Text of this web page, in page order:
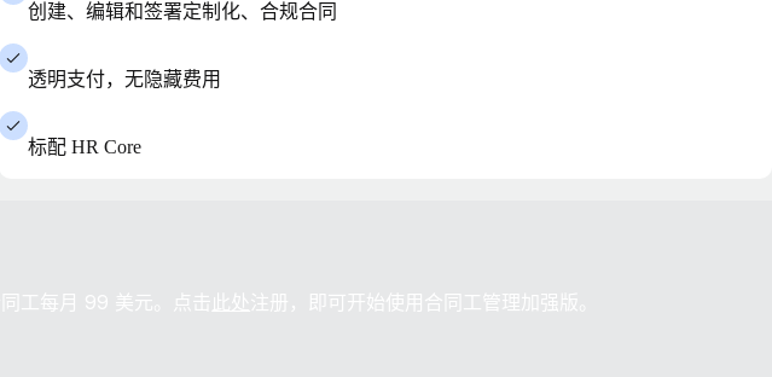
创建、编辑和签署定制化、合规合同
透明支付，无隐藏费用
标配 HR Core
工每月 99 美元。点击此处 注册，即可开始使用合同工管理加强版。